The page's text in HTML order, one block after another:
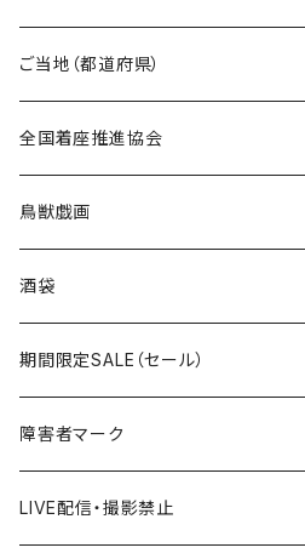
トートバッグ
国道0～99号線
国道100～199号線
国道600～699号線
国道700～799号線
Tシャツ
キャップ
ステッカー
ROUTE 0～99号線
ROUTE100～199号線
ROUTE600～699号線
Tシャツ
ROUTE 0～99号線
ROUTE 100～199号線
キャップ
ROUTE 0～99号線
ROUTE 100～199号線
ご当地（都道府県）
北海道
青森県
岩手県
宮城県
秋田県
Tシャツ
山形県
全国着座推進協会
ステッカー
鳥獣戯画
酒袋
期間限定SALE（セール）
障害者マーク
LIVE配信・撮影禁止